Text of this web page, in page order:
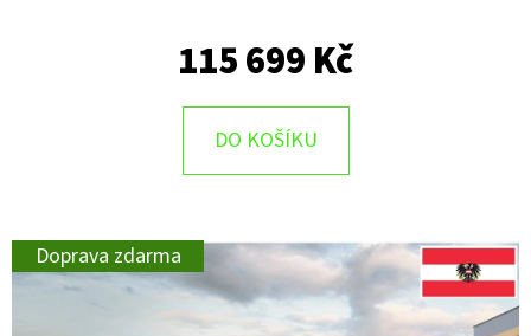
115 699 Kč
DO KOŠÍKU
Doprava zdarma